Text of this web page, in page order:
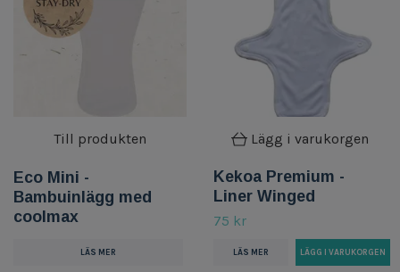
Till produkten
Eco Mini -
Bambuinlägg med
coolmax
LÄS MER
Lägg i varukorgen
Kekoa Premium -
Liner Winged
75 kr
LÄS MER